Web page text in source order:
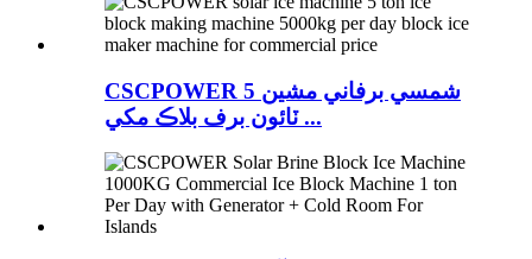
CSCPOWER شمسي برفاني مشين 5
ٽائون برف بلاڪ مکي ...